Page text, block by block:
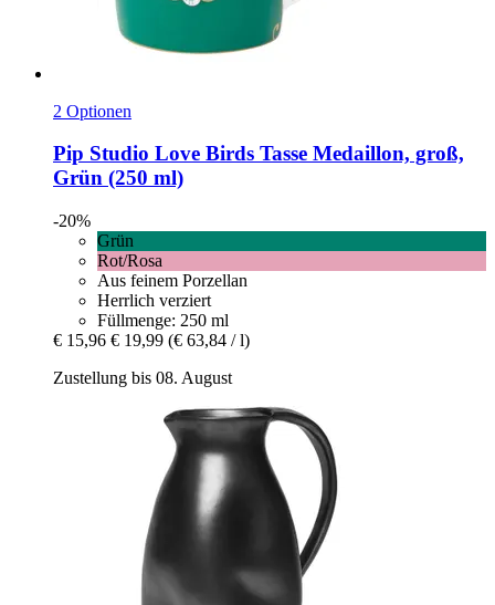
2 Optionen
Pip Studio Love Birds Tasse Medaillon, groß,
Grün (250 ml)
-20%
Grün
Rot/Rosa
Aus feinem Porzellan
Herrlich verziert
Füllmenge: 250 ml
€ 15,96 € 19,99 (€ 63,84 / l)
Zustellung bis 08. August